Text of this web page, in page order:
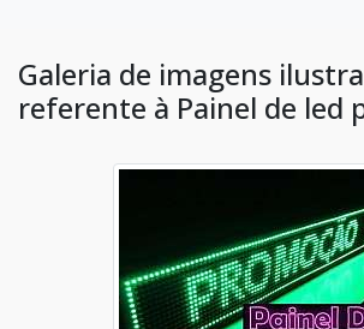
Galeria de imagens
referente à Painel de led